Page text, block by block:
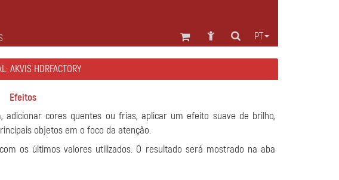
PT
AKVIS HDRFACTORY
Efeitos
cores quentes ou frias, aplicar um efeito suave de brilho,
objetos em o foco da atenção.
os últimos valores utilizados. O resultado será mostrado na aba